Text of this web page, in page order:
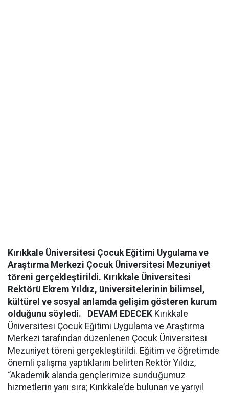
Kırıkkale Üniversitesi Çocuk Eğitimi Uygulama ve
Araştırma Merkezi Çocuk Üniversitesi Mezuniyet
töreni gerçekleştirildi. Kırıkkale Üniversitesi
Rektörü Ekrem Yıldız, üniversitelerinin bilimsel,
kültürel ve sosyal anlamda gelişim gösteren kurum
olduğunu söyledi.
DEVAM EDECEK Kırıkkale
Üniversitesi Çocuk Eğitimi Uygulama ve Araştırma
Merkezi tarafından düzenlenen Çocuk Üniversitesi
Mezuniyet töreni gerçekleştirildi. Eğitim ve öğretimde
önemli çalışma yaptıklarını belirten Rektör Yıldız,
“Akademik alanda gençlerimize sunduğumuz
hizmetlerin yanı sıra; Kırıkkale’de bulunan ve yarıyıl